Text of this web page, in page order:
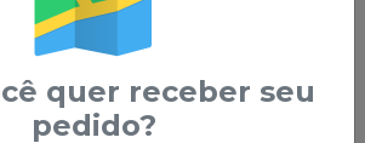
quer receber seu
pedido?